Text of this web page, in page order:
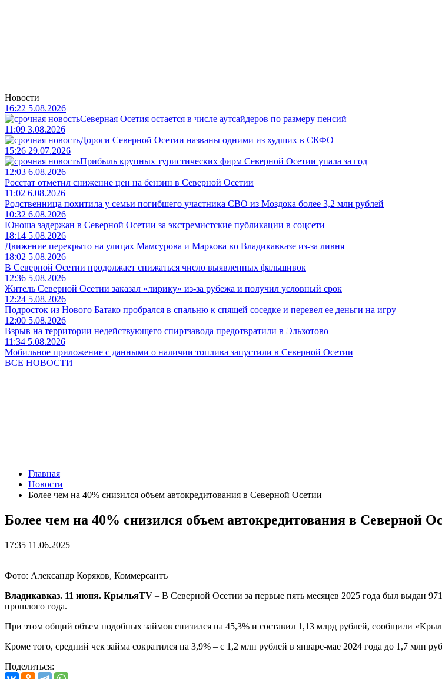
Новости
16:22 5.08.2026
Северная Осетия остается в числе аутсайдеров по размеру пенсий
11:09 3.08.2026
Дороги Северной Осетии названы одними из худших в СКФО
15:26 29.07.2026
Прибыль крупных туристических фирм Северной Осетии упала за год
12:03 6.08.2026
Росстат отметил снижение цен на бензин в Северной Осетии
11:02 6.08.2026
Родственница похитила у семьи погибшего участника СВО из Моздока более 3,2 млн рублей
10:32 6.08.2026
Юноша задержан в Северной Осетии за экстремистские публикации в соцсети
18:14 5.08.2026
Движение перекрыто на улицах Мамсурова и Маркова во Владикавказе из-за ливня
18:02 5.08.2026
В Северной Осетии продолжает снижаться число выявленных фальшивок
12:36 5.08.2026
Житель Северной Осетии заказал «лирику» из-за рубежа и получил условный срок
12:24 5.08.2026
Подросток из Нового Батако пробрался в спальню к спящей соседке и перевел ее деньги на игру
12:00 5.08.2026
Взрыв на территории недействующего спиртзавода предотвратили в Эльхотово
11:34 5.08.2026
Мобильное приложение с данными о наличии топлива запустили в Северной Осетии
ВСЕ НОВОСТИ
Главная
Новости
Более чем на 40% снизился объем автокредитования в Северной Осетии
Более чем на 40% снизился объем автокредитования в Северной
17:35 11.06.2025
Фото: Александр Коряков, Коммерсантъ
Владикавказ. 11 июня. КрыльяTV – В Северной Осетии за первые пять месяцев 2025 года был выдан
прошлого года.
При этом общий объем подобных займов снизился на 45,3% и составил 1,13 млрд рублей, сообщили
Кроме того, средний чек займа сократился на 3,9% – с 1,2 млн рублей в январе-мае 2024 года до 1,7 млн
Поделиться: